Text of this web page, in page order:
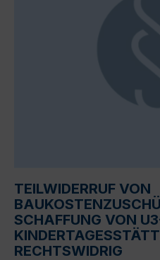
TEILWIDERRUF VON
SCHAFFUNG VON
RECHTSWIDRIG